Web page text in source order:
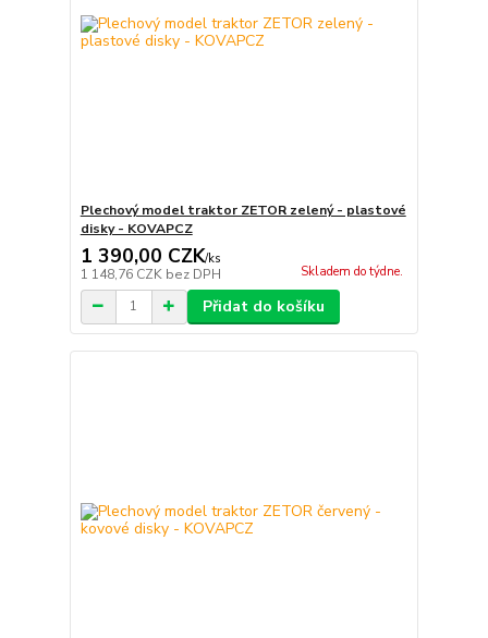
Plechový model traktor ZETOR zelený - plastové
disky - KOVAPCZ
1 390,00 CZK/ks
1 148,76 CZK bez DPH Skladem do týdne.
Přidat do košíku